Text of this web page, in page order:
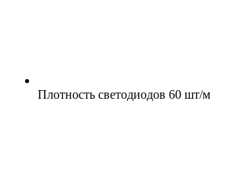
Плотность светодиодов 60 шт/м